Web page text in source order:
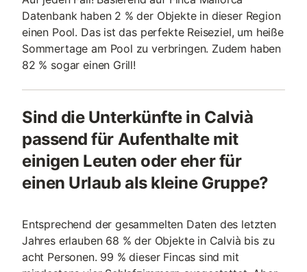
Datenbank haben 2 % der Objekte in dieser Region
einen Pool. Das ist das perfekte Reiseziel, um heiße
Sommertage am Pool zu verbringen. Zudem haben
82 % sogar einen Grill!
Sind die Unterkünfte in Calvià
passend für Aufenthalte mit
einigen Leuten oder eher für
einen Urlaub als kleine Gruppe?
Entsprechend der gesammelten Daten des letzten
Jahres erlauben 68 % der Objekte in Calvià bis zu
acht Personen. 99 % dieser Fincas sind mit